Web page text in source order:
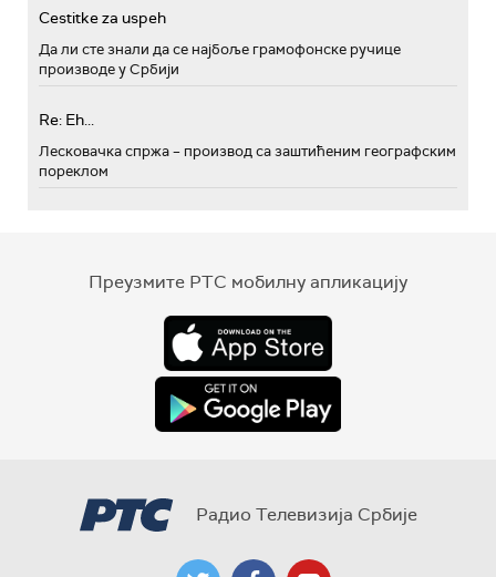
Cestitke za uspeh
Да ли сте знали да се најбоље грамофонске ручице
производе у Србији
Re: Eh...
Лесковачка спржа – производ са заштићеним географским
пореклом
Преузмите РТС мобилну апликацију
Радио Телевизија Србије